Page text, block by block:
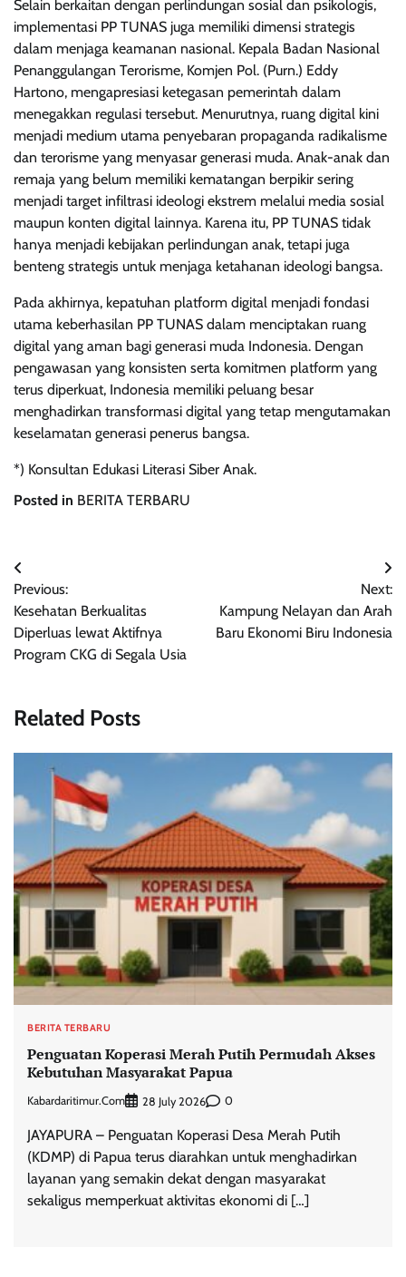
Selain berkaitan dengan perlindungan sosial dan psikologis,
implementasi PP TUNAS juga memiliki dimensi strategis
dalam menjaga keamanan nasional. Kepala Badan Nasional
Penanggulangan Terorisme, Komjen Pol. (Purn.) Eddy
Hartono, mengapresiasi ketegasan pemerintah dalam
menegakkan regulasi tersebut. Menurutnya, ruang digital kini
menjadi medium utama penyebaran propaganda radikalisme
dan terorisme yang menyasar generasi muda. Anak-anak dan
remaja yang belum memiliki kematangan berpikir sering
menjadi target infiltrasi ideologi ekstrem melalui media sosial
maupun konten digital lainnya. Karena itu, PP TUNAS tidak
hanya menjadi kebijakan perlindungan anak, tetapi juga
benteng strategis untuk menjaga ketahanan ideologi bangsa.
Pada akhirnya, kepatuhan platform digital menjadi fondasi
utama keberhasilan PP TUNAS dalam menciptakan ruang
digital yang aman bagi generasi muda Indonesia. Dengan
pengawasan yang konsisten serta komitmen platform yang
terus diperkuat, Indonesia memiliki peluang besar
menghadirkan transformasi digital yang tetap mengutamakan
keselamatan generasi penerus bangsa.
*) Konsultan Edukasi Literasi Siber Anak.
Posted in BERITA TERBARU
Post
navigation
Previous:
Kesehatan Berkualitas
Diperluas lewat Aktifnya
Program CKG di Segala Usia
Next:
Kampung Nelayan dan Arah
Baru Ekonomi Biru Indonesia
Related Posts
BERITA TERBARU
Penguatan Koperasi Merah Putih Permudah Akses
Kebutuhan Masyarakat Papua
Kabardaritimur.com 28 July 2026 0
JAYAPURA – Penguatan Koperasi Desa Merah Putih
(KDMP) di Papua terus diarahkan untuk menghadirkan
layanan yang semakin dekat dengan masyarakat
sekaligus memperkuat aktivitas ekonomi di […]